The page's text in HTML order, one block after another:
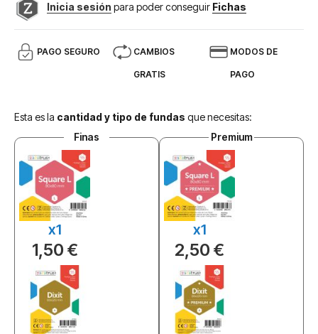
Inicia sesión para poder conseguir Fichas
PAGO SEGURO CAMBIOS
GRATIS
MODOS DE
PAGO
Esta es la cantidad y tipo de fundas que necesitas:
Finas
x1
1,50 €
Premium
x1
2,50 €